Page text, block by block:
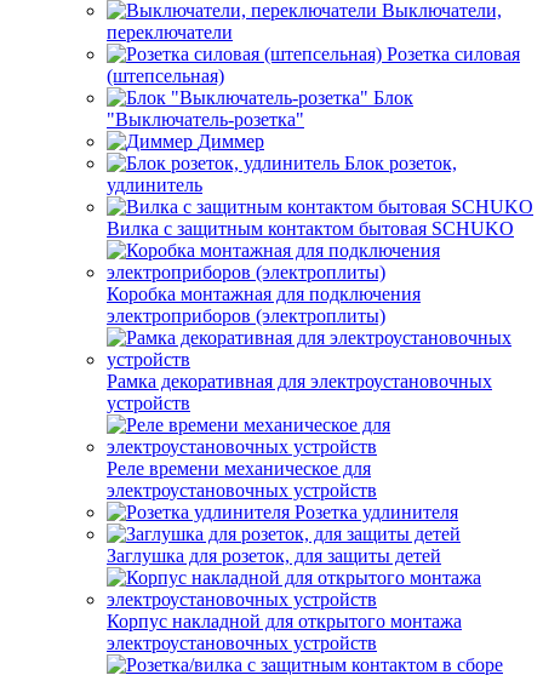
Выключатели,
переключатели
Розетка силовая
(штепсельная)
Блок
"Выключатель-розетка"
Диммер
Блок розеток,
удлинитель
Вилка с защитным контактом бытовая SCHUKO
Коробка монтажная для подключения
электроприборов (электроплиты)
Рамка декоративная для электроустановочных
устройств
Реле времени механическое для
электроустановочных устройств
Розетка удлинителя
Заглушка для розеток, для защиты детей
Корпус накладной для открытого монтажа
электроустановочных устройств